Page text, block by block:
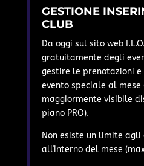
GESTIONE
CLUB
Da oggi sul sito web
gratuitamente degli
gestire le prenotazioni e
evento speciale al mese
maggiormente visibile
piano PRO).
Non esiste un limite
all'interno del mese